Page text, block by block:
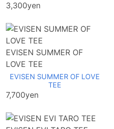
3,300yen
EVISEN SUMMER OF
LOVE TEE
EVISEN SUMMER OF LOVE
TEE
7,700yen